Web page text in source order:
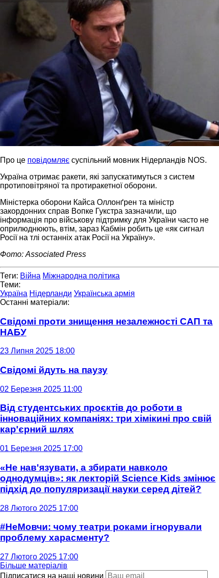
Про це повідомляє суспільний мовник Нідерландів NOS.
Україна отримає ракети, які запускатимуться з систем
протиповітряної та протиракетної оборони.
Міністерка оборони Кайса Оллонґрен та міністр
закордонних справ Вопке Гукстра зазначили, що
інформація про військову підтримку для України часто не
оприлюднюють, втім, зараз Кабмін робить це «як сигнал
Росії на тлі останніх атак Росії на Україну».
Фото: Associated Press
Теги: Війна Міжнародна політика
Теми:
Україна Нідерланди Українська армія
Останні матеріали:
Свідомі проти знищення незалежності САП та
НАБУ
23 Липня 2025 18:00
Свідомі йдуть на паузу
02 Березня 2025 11:00
Від студентських проєктів до роботи в
інноваційних компаніях: три хімікині про свій
кар'єрний шлях
01 Березня 2025 17:00
«Не нав'язувати, а збирати навколо
однодумців»: як лекторій Science Kids змінює
підхід до популяризації науки серед дітей?
28 Лютого 2025 17:00
#НеМовчи: чому театри роками ігнорували
проблему харасменту?
27 Лютого 2025 17:00
Більше матеріалів
Підписатися на наші новини